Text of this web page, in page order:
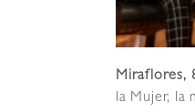
Miraflores,
la Mujer, la